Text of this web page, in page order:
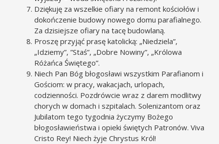
Dziękuję za wszelkie ofiary na remont kościołów i
dokończenie budowy nowego domu parafialnego.
Za dzisiejsze ofiary na tacę budowlaną.
Proszę przyjąć prasę katolicką: „Niedziela”,
„Idziemy”, ”Staś”, „Dobre Nowiny”, „Królowa
Różańca Świętego”.
Niech Pan Bóg błogosławi wszystkim Parafianom i
Gościom: w pracy, wakacjach, urlopach,
codzienności. Pozdrówcie wraz z darem modlitwy
chorych w domach i szpitalach. Solenizantom oraz
Jubilatom tego tygodnia życzymy Bożego
błogosławieństwa i opieki świętych Patronów. Viva
Cristo Rey! Niech żyje Chrystus Król!